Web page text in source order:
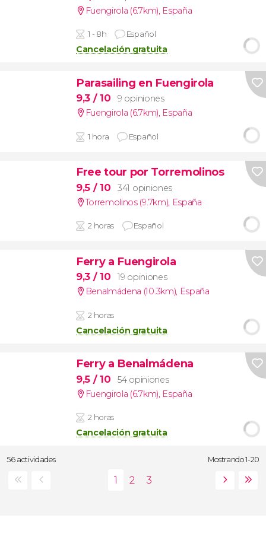
Fuengirola (6.7km) España
1 - 8h Español
Cancelación gratuita
Parasailing en Fuengirola
9,3 / 10
9 opiniones
Fuengirola (6.7km), España
1 hora Español
Free tour por Torremolinos
9,5 / 10
341 opiniones
Torremolinos (9.7km) España
2 horas Español
Ferry a Fuengirola
9,3 / 10
19 opiniones
Benalmádena (10.3km), España
2 horas
Cancelación gratuita
Ferry a Benalmádena
9,5 / 10
54 opiniones
Fuengirola (6.7km) España
2 horas
Cancelación gratuita
56 actividades Mostrando 1-20